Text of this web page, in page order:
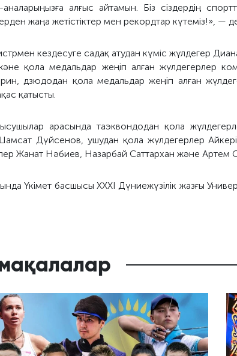
алғыс айтамын. Біз сіздердің
жаңа жетістіктер мен рекордтар күтеміз!», —
кездесуге садақ атудан күміс жүлдегер
қола медальдар жеңіп алған жүлдегерлер
дзюдодан қола медальдар жеңіп алған
қатысты.
арасында таэквондодан қола
Дүйсенов, ушудан қола жүлдегерлер
Жанат Нәбиев, Назарбай Саттархан және Артем
Үкімет басшысы ХХХІ Дүниежүзілік жазғы